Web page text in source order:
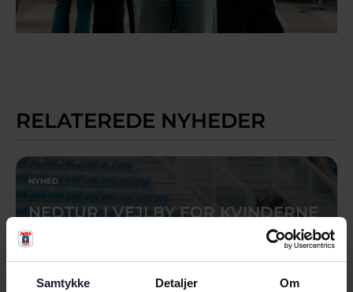
Samtykke Detaljer Om
RELATEREDE NYHEDER
NYHED
NEDTUR I VEJLBY FOR KVINDERNE